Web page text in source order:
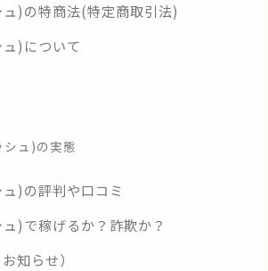
)の特商法(特定商取引法)
)について
シュ)の実態
)の評判や口コミ
)で稼げるか？詐欺か？
知らせ）